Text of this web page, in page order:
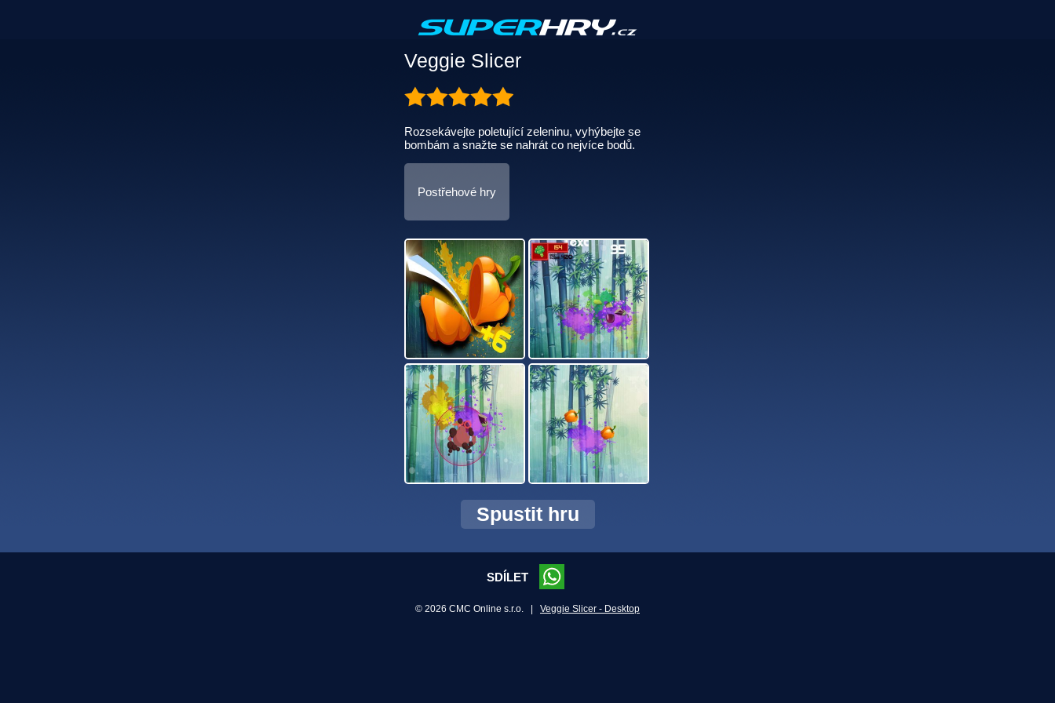
Veggie Slicer
Rozsekávejte poletující zeleninu, vyhýbejte se
bombám a snažte se nahrát co nejvíce bodů.
Postřehové hry
Spustit hru
SDÍLET
© 2026 CMC Online s.r.o. | Veggie Slicer - Desktop